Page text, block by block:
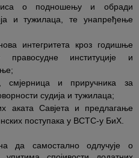
о подношењу и обради
и тужилаца, те унапређење
интегритета кроз годишње
правосудне институције и
смјерница и приручника за
судија и тужилаца;
аката Савјета и предлагање
поступака у ВСТС-у БиХ.
да самостално одлучује о